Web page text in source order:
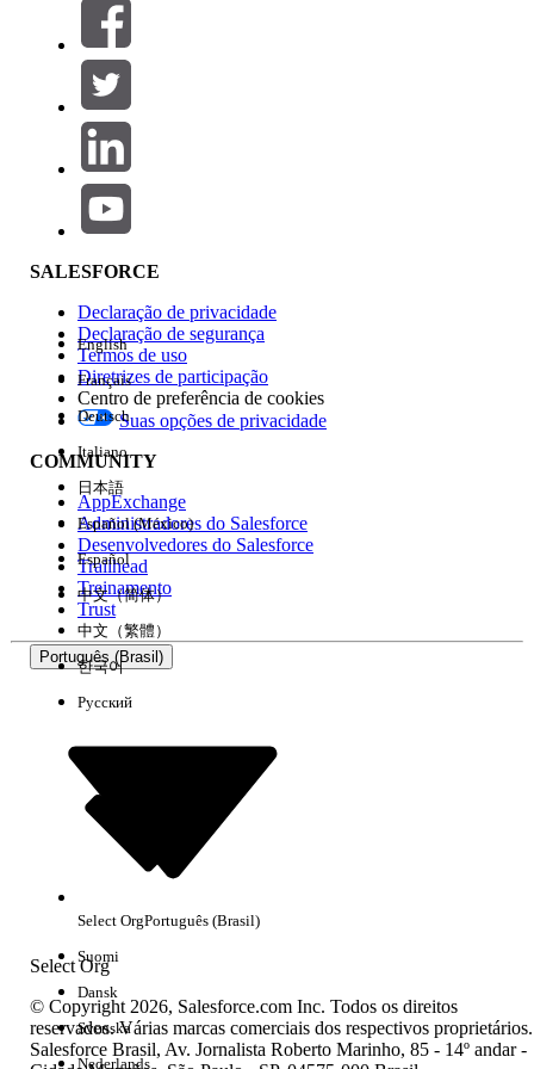
Filtros (0)
SELECIONAR FILTROS
Área de produtos
Impacto do recurso
Edição
Experiência
Sem resultados
SALESFORCE
Declaração de privacidade
Declaração de segurança
Termos de uso
Diretrizes de participação
Centro de preferência de cookies
Suas opções de privacidade
COMMUNITY
AppExchange
Administradores do Salesforce
Desenvolvedores do Salesforce
Trailhead
Treinamento
Trust
Português (Brasil)
Select Org
English
Français
Deutsch
Italiano
日本語
Español (México)
Español
中文（简体）
中文（繁體）
한국어
Русский
Select OrgPortuguês (Brasil)
Suomi
Dansk
Svenska
Nederlands
© Copyright 2026, Salesforce.com Inc. Todos os direitos
reservados. Várias marcas comerciais dos respectivos proprietários.
Salesforce Brasil, Av. Jornalista Roberto Marinho, 85 - 14º andar -